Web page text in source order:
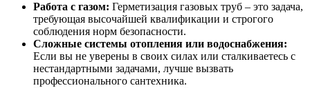
Работа с газом: Герметизация газовых труб – это задача,
требующая высочайшей квалификации и строгого
соблюдения норм безопасности.
Сложные системы отопления или водоснабжения:
Если вы не уверены в своих силах или сталкиваетесь с
нестандартными задачами, лучше вызвать
профессионального сантехника.